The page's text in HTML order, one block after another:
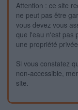
Attention : ce site
ne peut pas être
vous devez vous
que l'eau n'est pas
une propriété
Si vous constatez
non-accessible,
site.